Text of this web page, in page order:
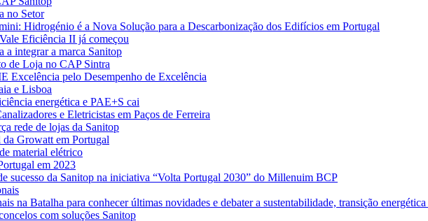
no Setor
Hidrogénio é a Nova Solução para a Descarbonização dos Edifícios em Portugal
Eficiência II já começou
a integrar a marca Sanitop
de Loja no CAP Sintra
Excelência pelo Desempenho de Excelência
e Lisboa
energética e PAE+S cai
e Eletricistas em Paços de Ferreira
rede de lojas da Sanitop
Growatt em Portugal
material elétrico
em 2023
sucesso da Sanitop na iniciativa “Volta Portugal 2030” do Millenuim BCP
na Batalha para conhecer últimas novidades e debater a sustentabilidade, transição
com soluções Sanitop